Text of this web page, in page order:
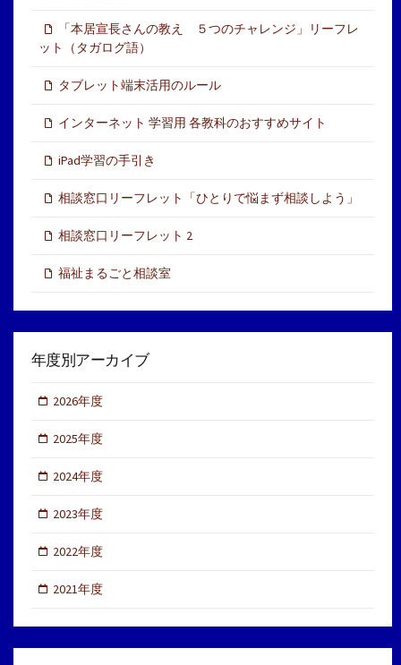
「本居宣長さんの教え ５つのチャレンジ」リーフレ
ット（タガログ語）
タブレット端末活用のルール
インターネット 学習用 各教科のおすすめサイト
iPad学習の手引き
相談窓口リーフレット「ひとりで悩まず相談しよう」
相談窓口リーフレット 2
福祉まるごと相談室
年度別アーカイブ
2026年度
2025年度
2024年度
2023年度
2022年度
2021年度